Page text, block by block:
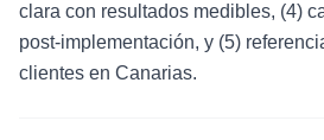
clara con resultados medibles, (4)
post-implementación, y (5)
clientes en Canarias.